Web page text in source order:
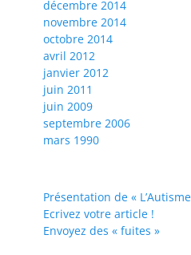
décembre 2014
novembre 2014
octobre 2014
avril 2012
janvier 2012
juin 2011
juin 2009
septembre 2006
mars 1990
Présentation de «
Ecrivez votre article !
Envoyez des « fuites »